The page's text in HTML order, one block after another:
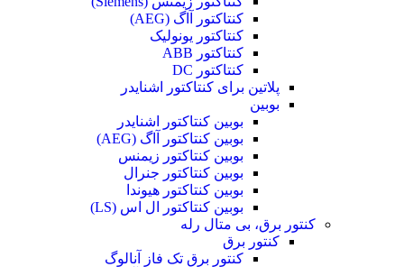
کنتاکتور آاگ (AEG)
کنتاکتور یونولیک
کنتاکتور ABB
کنتاکتور DC
پلاتین برای کنتاکتور اشنایدر
بوبین
بوبین کنتاکتور اشنایدر
بوبین کنتاکتور آاگ (AEG)
بوبین کنتاکتور زیمنس
بوبین کنتاکتور جنرال
بوبین کنتاکتور هیوندا
بوبین کنتاکتور ال اس (LS)
کنتور برق، بی متال رله
کنتور برق
کنتور برق تک فاز آنالوگ